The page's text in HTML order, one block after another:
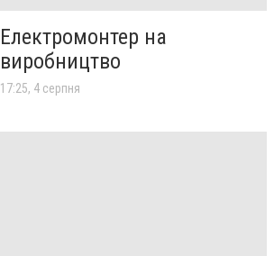
Електромонтер на
виробництво
17:25, 4 серпня